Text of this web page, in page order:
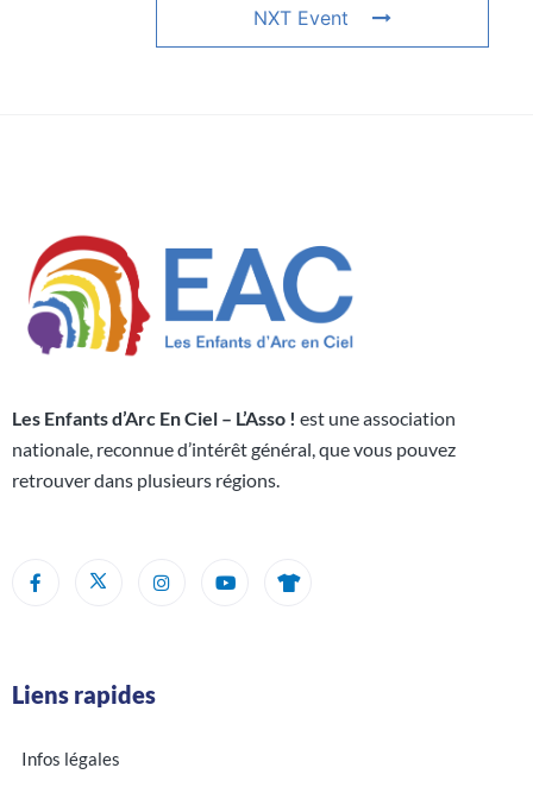
NXT Event
Les Enfants d’Arc En Ciel – L’Asso ! est une association
nationale, reconnue d’intérêt général, que vous pouvez
retrouver dans plusieurs régions.
Liens rapides
Infos légales